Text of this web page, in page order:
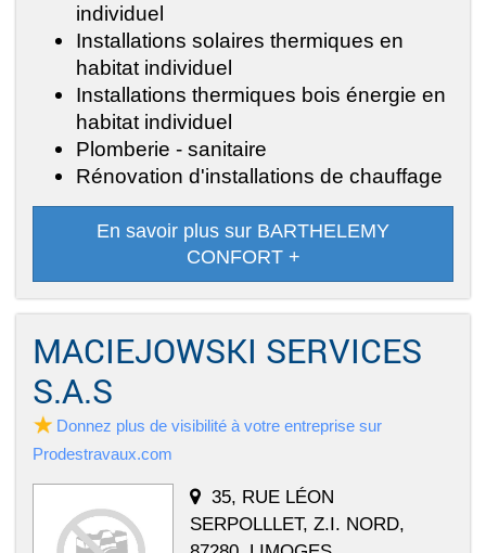
individuel
Installations solaires thermiques en
habitat individuel
Installations thermiques bois énergie en
habitat individuel
Plomberie - sanitaire
Rénovation d'installations de chauffage
En savoir plus sur BARTHELEMY
CONFORT +
MACIEJOWSKI SERVICES
S.A.S
Donnez plus de visibilité à votre entreprise sur
Prodestravaux.com
35, RUE LÉON
SERPOLLLET, Z.I. NORD,